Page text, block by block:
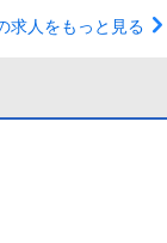
求人をもっと見る